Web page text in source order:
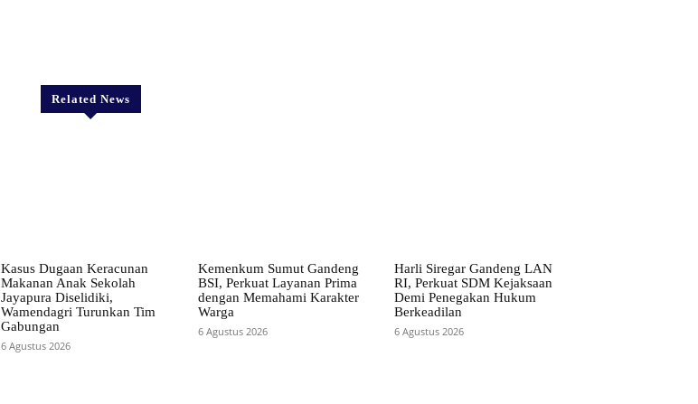
Related News
Kasus Dugaan Keracunan
Makanan Anak Sekolah
Jayapura Diselidiki,
Wamendagri Turunkan Tim
Gabungan
6 Agustus 2026
Kemenkum Sumut Gandeng
BSI, Perkuat Layanan Prima
dengan Memahami Karakter
Warga
6 Agustus 2026
Harli Siregar Gandeng LAN
RI, Perkuat SDM Kejaksaan
Demi Penegakan Hukum
Berkeadilan
6 Agustus 2026